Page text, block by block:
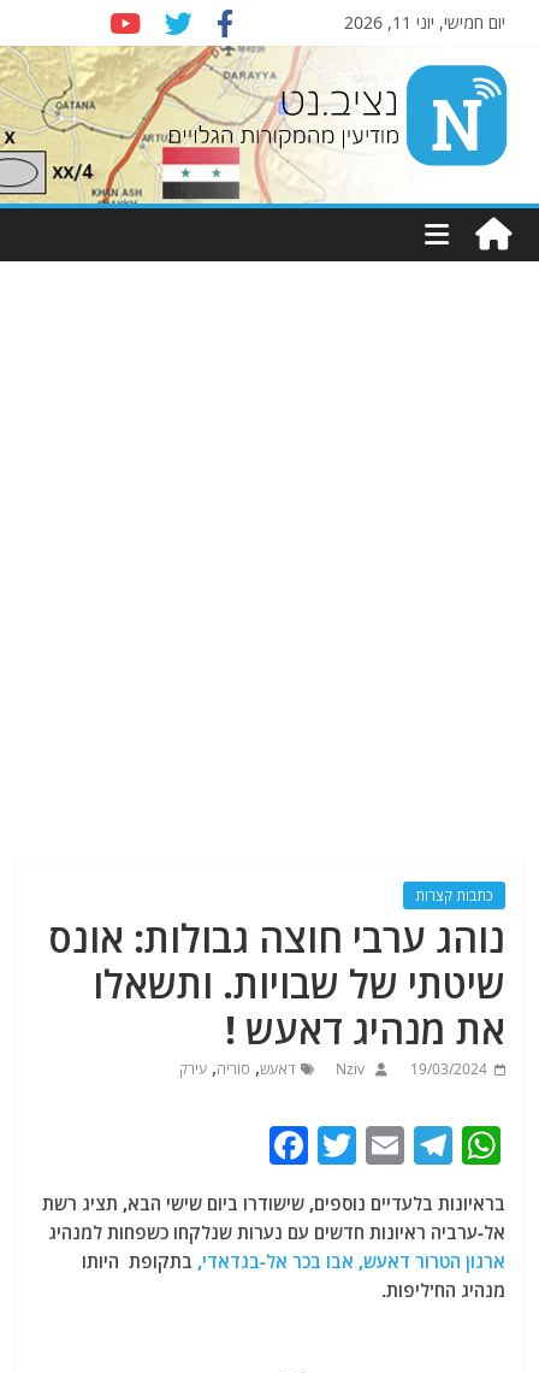
יום חמישי, יוני 11, 2026
Nziv.net
מודיעין
מהמקורות
כתבות קצרות
נוהג ערבי חוצה גבולות: אונס
שיטתי של שבויות. ותשאלו
את מנהיג דאעש !
19/03/2024
Nziv דאעש, סוריה,עירק
W
at
s
A
T
e
g
ra
E
ai
l
T
itt
er
c
e
בראיונות בלעדיים נוספים, שישודרו ביום שישי הבא, תציג רשת
אל-ערביה ראיונות חדשים עם נערות שנלקחו כשפחות למנהיג
ארגון הטרור דאעש, אבו בכר אל-בגדאדי, בתקופת היותו
מנהיג הח'ליפות.